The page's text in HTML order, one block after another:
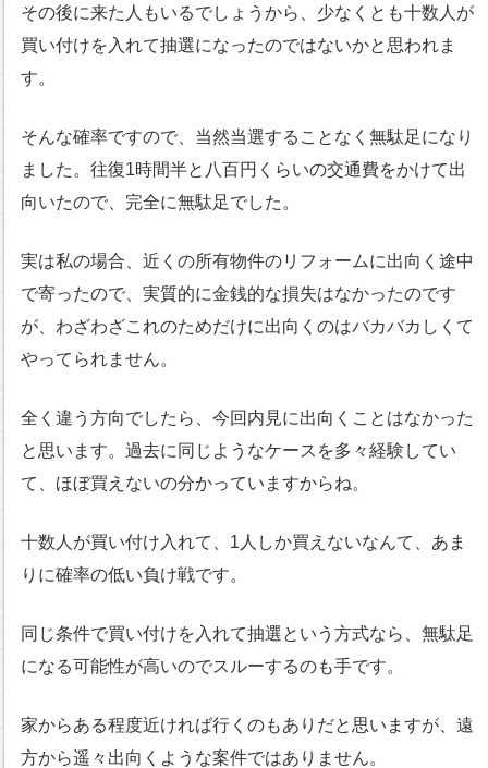
その後に来た人もいるでしょうから、少なくとも十数人が
買い付けを入れて抽選になったのではないかと思われま
す。
そんな確率ですので、当然当選することなく無駄足になり
ました。往復1時間半と八百円くらいの交通費をかけて出
向いたので、完全に無駄足でした。
実は私の場合、近くの所有物件のリフォームに出向く途中
で寄ったので、実質的に金銭的な損失はなかったのです
が、わざわざこれのためだけに出向くのはバカバカしくて
やってられません。
全く違う方向でしたら、今回内見に出向くことはなかった
と思います。過去に同じようなケースを多々経験してい
て、ほぼ買えないの分かっていますからね。
十数人が買い付け入れて、1人しか買えないなんて、あま
りに確率の低い負け戦です。
同じ条件で買い付けを入れて抽選という方式なら、無駄足
になる可能性が高いのでスルーするのも手です。
家からある程度近ければ行くのもありだと思いますが、遠
方から遥々出向くような案件ではありません。